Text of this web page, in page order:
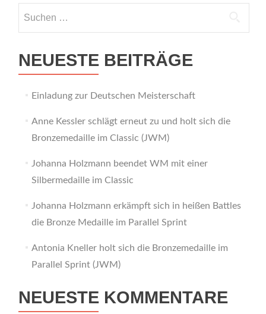
NEUESTE BEITRÄGE
Einladung zur Deutschen Meisterschaft
Anne Kessler schlägt erneut zu und holt sich die
Bronzemedaille im Classic (JWM)
Johanna Holzmann beendet WM mit einer
Silbermedaille im Classic
Johanna Holzmann erkämpft sich in heißen Battles
die Bronze Medaille im Parallel Sprint
Antonia Kneller holt sich die Bronzemedaille im
Parallel Sprint (JWM)
NEUESTE KOMMENTARE